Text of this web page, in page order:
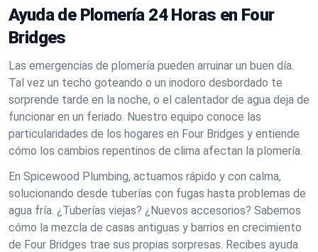
Ayuda de Plomería 24 Horas en Four
Bridges
Las emergencias de plomería pueden arruinar un buen día.
Tal vez un techo goteando o un inodoro desbordado te
sorprende tarde en la noche, o el calentador de agua deja de
funcionar en un feriado. Nuestro equipo conoce las
particularidades de los hogares en Four Bridges y entiende
cómo los cambios repentinos de clima afectan la plomería.
En Spicewood Plumbing, actuamos rápido y con calma,
solucionando desde tuberías con fugas hasta problemas de
agua fría. ¿Tuberías viejas? ¿Nuevos accesorios? Sabemos
cómo la mezcla de casas antiguas y barrios en crecimiento
de Four Bridges trae sus propias sorpresas. Recibes ayuda